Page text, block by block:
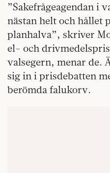
”Sakefrågeagendan i
nästan helt och hållet
planhalva”, skriver
el- och
valsegern, menar de.
sig in i prisdebatten
berömda falukorv.